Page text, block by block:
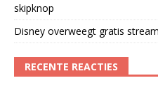
skipknop
Disney overweegt gratis
RECENTE REACTIES